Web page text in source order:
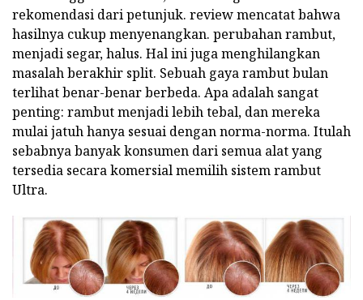
rekomendasi dari petunjuk. review mencatat bahwa
hasilnya cukup menyenangkan. perubahan rambut,
menjadi segar, halus. Hal ini juga menghilangkan
masalah berakhir split. Sebuah gaya rambut bulan
terlihat benar-benar berbeda. Apa adalah sangat
penting: rambut menjadi lebih tebal, dan mereka
mulai jatuh hanya sesuai dengan norma-norma. Itulah
sebabnya banyak konsumen dari semua alat yang
tersedia secara komersial memilih sistem rambut
Ultra.